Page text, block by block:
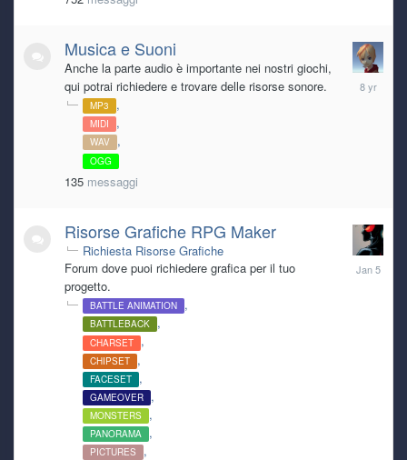
Musica e Suoni
Anche la parte audio è importante nei nostri giochi,
qui potrai richiedere e trovare delle risorse sonore.
MP3
MIDI
WAV
OGG
135 messaggi
February
26,
Risorse Grafiche RPG Maker
Richiesta Risorse Grafiche
Forum dove puoi richiedere grafica per il tuo
progetto.
BATTLE ANIMATION
BATTLEBACK
CHARSET
CHIPSET
FACESET
GAMEOVER
MONSTERS
PANORAMA
PICTURES
January
5